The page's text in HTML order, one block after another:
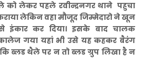
लेकर पहले रवीन्द्रनगर थाने पहुचा
लेकिन वहा मौजूद जिम्मेदारो ने खून
कर दिया। इसके बाद चालक
गया यहां भी उसे यह कहकर बैरंग
ब्लड थैले पर न तो ब्लड ग्रुप लिखा है न